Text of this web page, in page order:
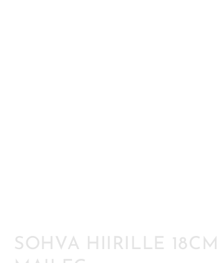
SOHVA HIIRILLE 18CM